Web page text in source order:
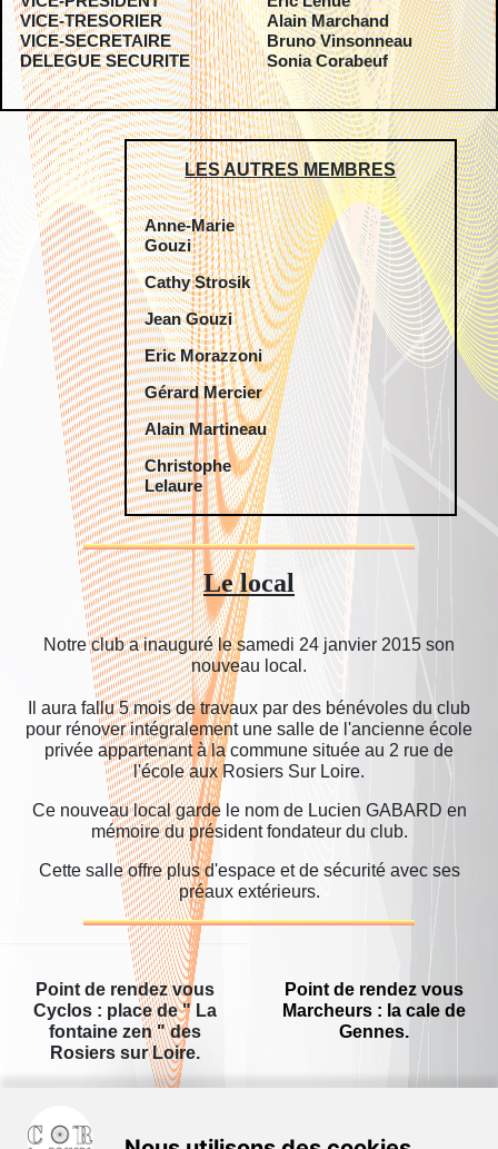
VICE-TRESORIER
VICE-SECRETAIRE
DELEGUE SECURITE
Alain Marchand
Bruno Vinsonneau
Sonia Corabeuf
LES AUTRES MEMBRES
Anne-Marie
Gouzi
Cathy Strosik
Jean Gouzi
Eric Morazzoni
Gérard Mercier
Alain Martineau
Christophe
Lelaure
Le local
Notre club a inauguré le samedi 24 janvier 2015 son
nouveau local.
Il aura fallu 5 mois de travaux par des bénévoles du club
pour rénover intégralement une salle de l'ancienne école
privée appartenant à la commune située au 2 rue de
l'école aux Rosiers Sur Loire.
Ce nouveau local garde le nom de Lucien GABARD en
mémoire du président fondateur du club.
Cette salle offre plus d'espace et de sécurité avec ses
préaux extérieurs.
Point de rendez vous
Cyclos : place de " La
fontaine zen " des
Rosiers sur Loire.
Point de rendez vous
Marcheurs : la cale de
Gennes.